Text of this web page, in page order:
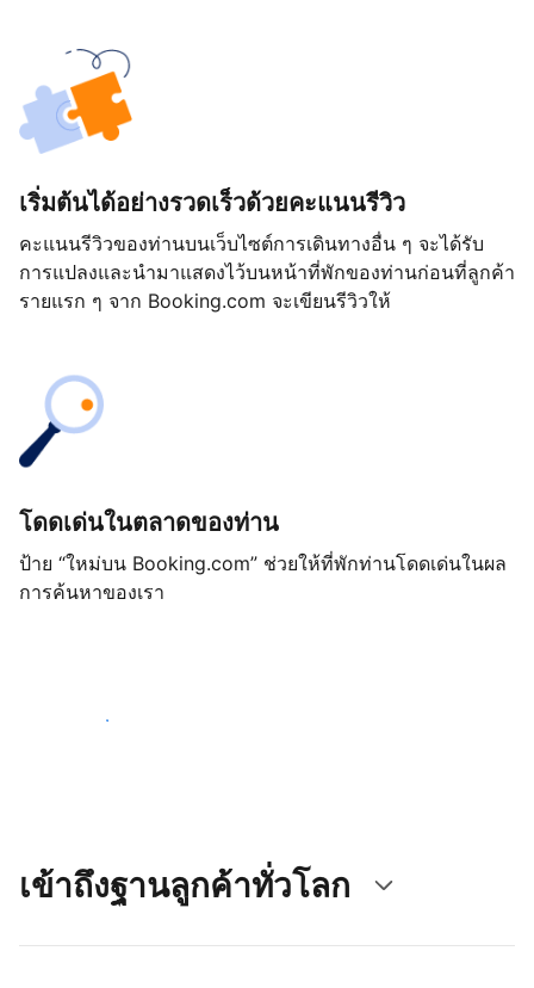
เริ่มต้นได้อย่างรวดเร็วด้วยคะแนนรีวิว
คะแนนรีวิวของท่านบนเว็บไซต์การเดินทางอื่น ๆ จะได้รับ
การแปลงและนำมาแสดงไว้บนหน้าที่พักของท่านก่อนที่ลูกค้า
รายแรก ๆ จาก Booking.com จะเขียนรีวิวให้
โดดเด่นในตลาดของท่าน
ป้าย “ใหม่บน Booking.com” ช่วยให้ที่พักท่านโดดเด่นในผล
การค้นหาของเรา
เริ่มต้นตั้งแต่วันนี้
เข้าถึงฐานลูกค้าทั่วโลก